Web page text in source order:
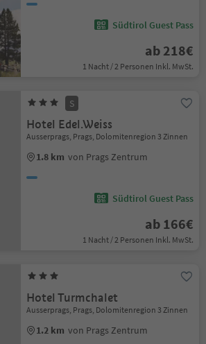
Südtirol Guest Pass
ab 218€
1 Nacht / 2 Personen Inkl. MwSt.
S
Hotel Edel.Weiss
Ausserprags, Prags, Dolomitenregion 3 Zinnen
1.8 km von Prags Zentrum
Südtirol Guest Pass
ab 166€
1 Nacht / 2 Personen Inkl. MwSt.
Hotel Turmchalet
Ausserprags, Prags, Dolomitenregion 3 Zinnen
1.2 km von Prags Zentrum